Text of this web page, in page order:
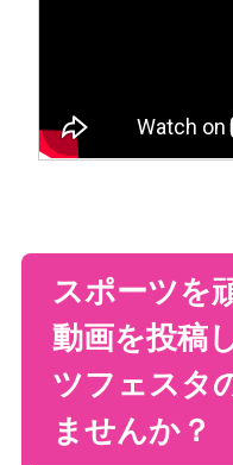
スポーツを
動画を投稿
ツフェスタ
ませんか？